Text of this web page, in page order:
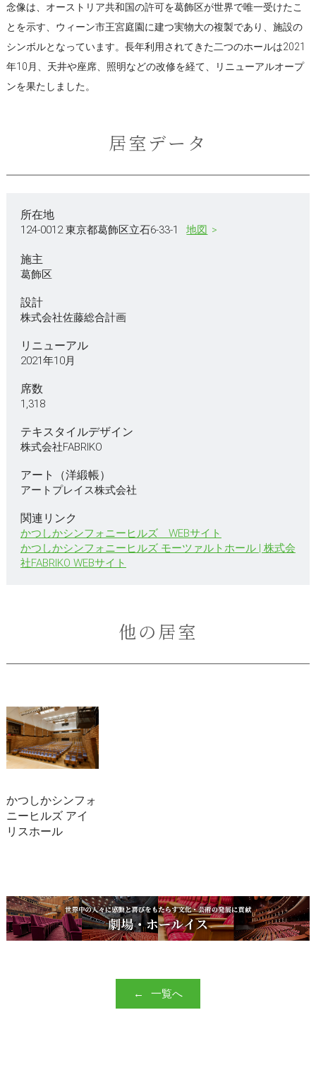
念像は、オーストリア共和国の許可を葛飾区が世界で唯一受けたこ
とを示す、ウィーン市王宮庭園に建つ実物大の複製であり、施設の
シンボルとなっています。長年利用されてきた二つのホールは2021
年10月、天井や座席、照明などの改修を経て、リニューアルオープ
ンを果たしました。
居室データ
所在地
124-0012 東京都葛飾区立石6-33-1 地図
施主
葛飾区
設計
株式会社佐藤総合計画
リニューアル
2021年10月
席数
1,318
テキスタイルデザイン
株式会社FABRIKO
アート（洋緞帳）
アートプレイス株式会社
関連リンク
かつしかシンフォニーヒルズ WEBサイト
かつしかシンフォニーヒルズ モーツァルトホール | 株式会
社FABRIKO WEBサイト
他の居室
かつしかシンフォ
ニーヒルズ アイ
リスホール
一覧へ